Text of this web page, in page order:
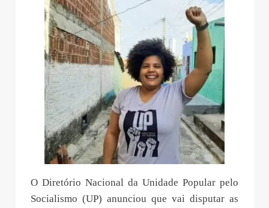
O Diretório Nacional da Unidade Popular pelo
Socialismo (UP) anunciou que vai disputar as